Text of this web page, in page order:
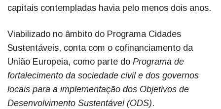
capitais contempladas havia pelo menos dois anos.
Viabilizado no âmbito do Programa Cidades
Sustentáveis, conta com o cofinanciamento da
União Europeia, como parte do Programa de
fortalecimento da sociedade civil e dos governos
locais para a implementação dos Objetivos de
Desenvolvimento Sustentável (ODS).